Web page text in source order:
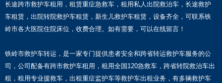
长途跨市救护车租用，租赁重症急救车，租用私人出院救治车，长途救护
车租赁，出院转院救护车租赁，新生儿救护车租赁，设备齐全，可联系铁
岭市各大医院住院床位，收费合理。如有需要，可以在线留言！
铁岭市救护车转运，是一家专门提供患者安全和跨省转运救护车服务的公
司，公司配备有跨市救护车租用，租用全国120急救车，跨省转院救治车出
租，租用专业援救车，出租重症监护车等救护车出租业务，有多辆救护车